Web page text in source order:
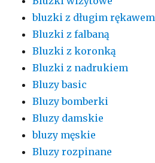
bluzki z długim rękawem
Bluzki z falbaną
Bluzki z koronką
Bluzki z nadrukiem
Bluzy basic
Bluzy bomberki
Bluzy damskie
bluzy męskie
Bluzy rozpinane